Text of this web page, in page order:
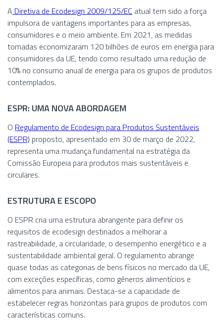
A Diretiva de Ecodesign 2009/125/EC atual tem sido a força
impulsora de vantagens importantes para as empresas,
consumidores e o meio ambiente. Em 2021, as medidas
tomadas economizaram 120 bilhões de euros em energia para
consumidores da UE, tendo como resultado uma redução de
10% no consumo anual de energia para os grupos de produtos
contemplados.
ESPR: UMA NOVA ABORDAGEM
O Regulamento de Ecodesign para Produtos Sustentáveis
(ESPR) proposto, apresentado em 30 de março de 2022,
representa uma mudança fundamental na estratégia da
Comissão Europeia para produtos mais sustentáveis ​​e
circulares.
ESTRUTURA E ESCOPO
O ESPR cria uma estrutura abrangente para definir os
requisitos de ecodesign destinados a melhorar a
rastreabilidade, a circularidade, o desempenho energético e a
sustentabilidade ambiental geral. O regulamento abrange
quase todas as categorias de bens físicos no mercado da UE,
com exceções específicas, como gêneros alimentícios e
alimentos para animais. Destaca-se a capacidade de
estabelecer regras horizontais para grupos de produtos com
características comuns.